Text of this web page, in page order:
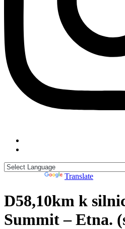
Translate
D58,10km k
Summit – Etna.